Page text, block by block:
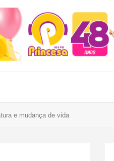
e mudança de vida